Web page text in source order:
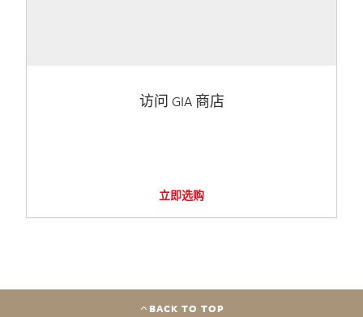
访问 GIA 商店
立即选购
BACK TO TOP